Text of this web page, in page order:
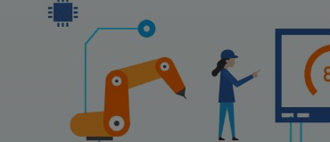
Estás aquí: